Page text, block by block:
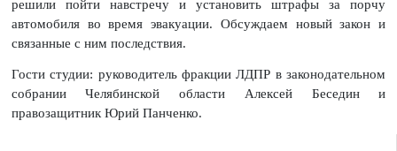
решили пойти навстречу и установить штрафы за порчу
автомобиля во время эвакуации. Обсуждаем новый закон и
связанные с ним последствия.
Гости студии: руководитель фракции ЛДПР в законодательном
собрании Челябинской области Алексей Беседин и
правозащитник Юрий Панченко.